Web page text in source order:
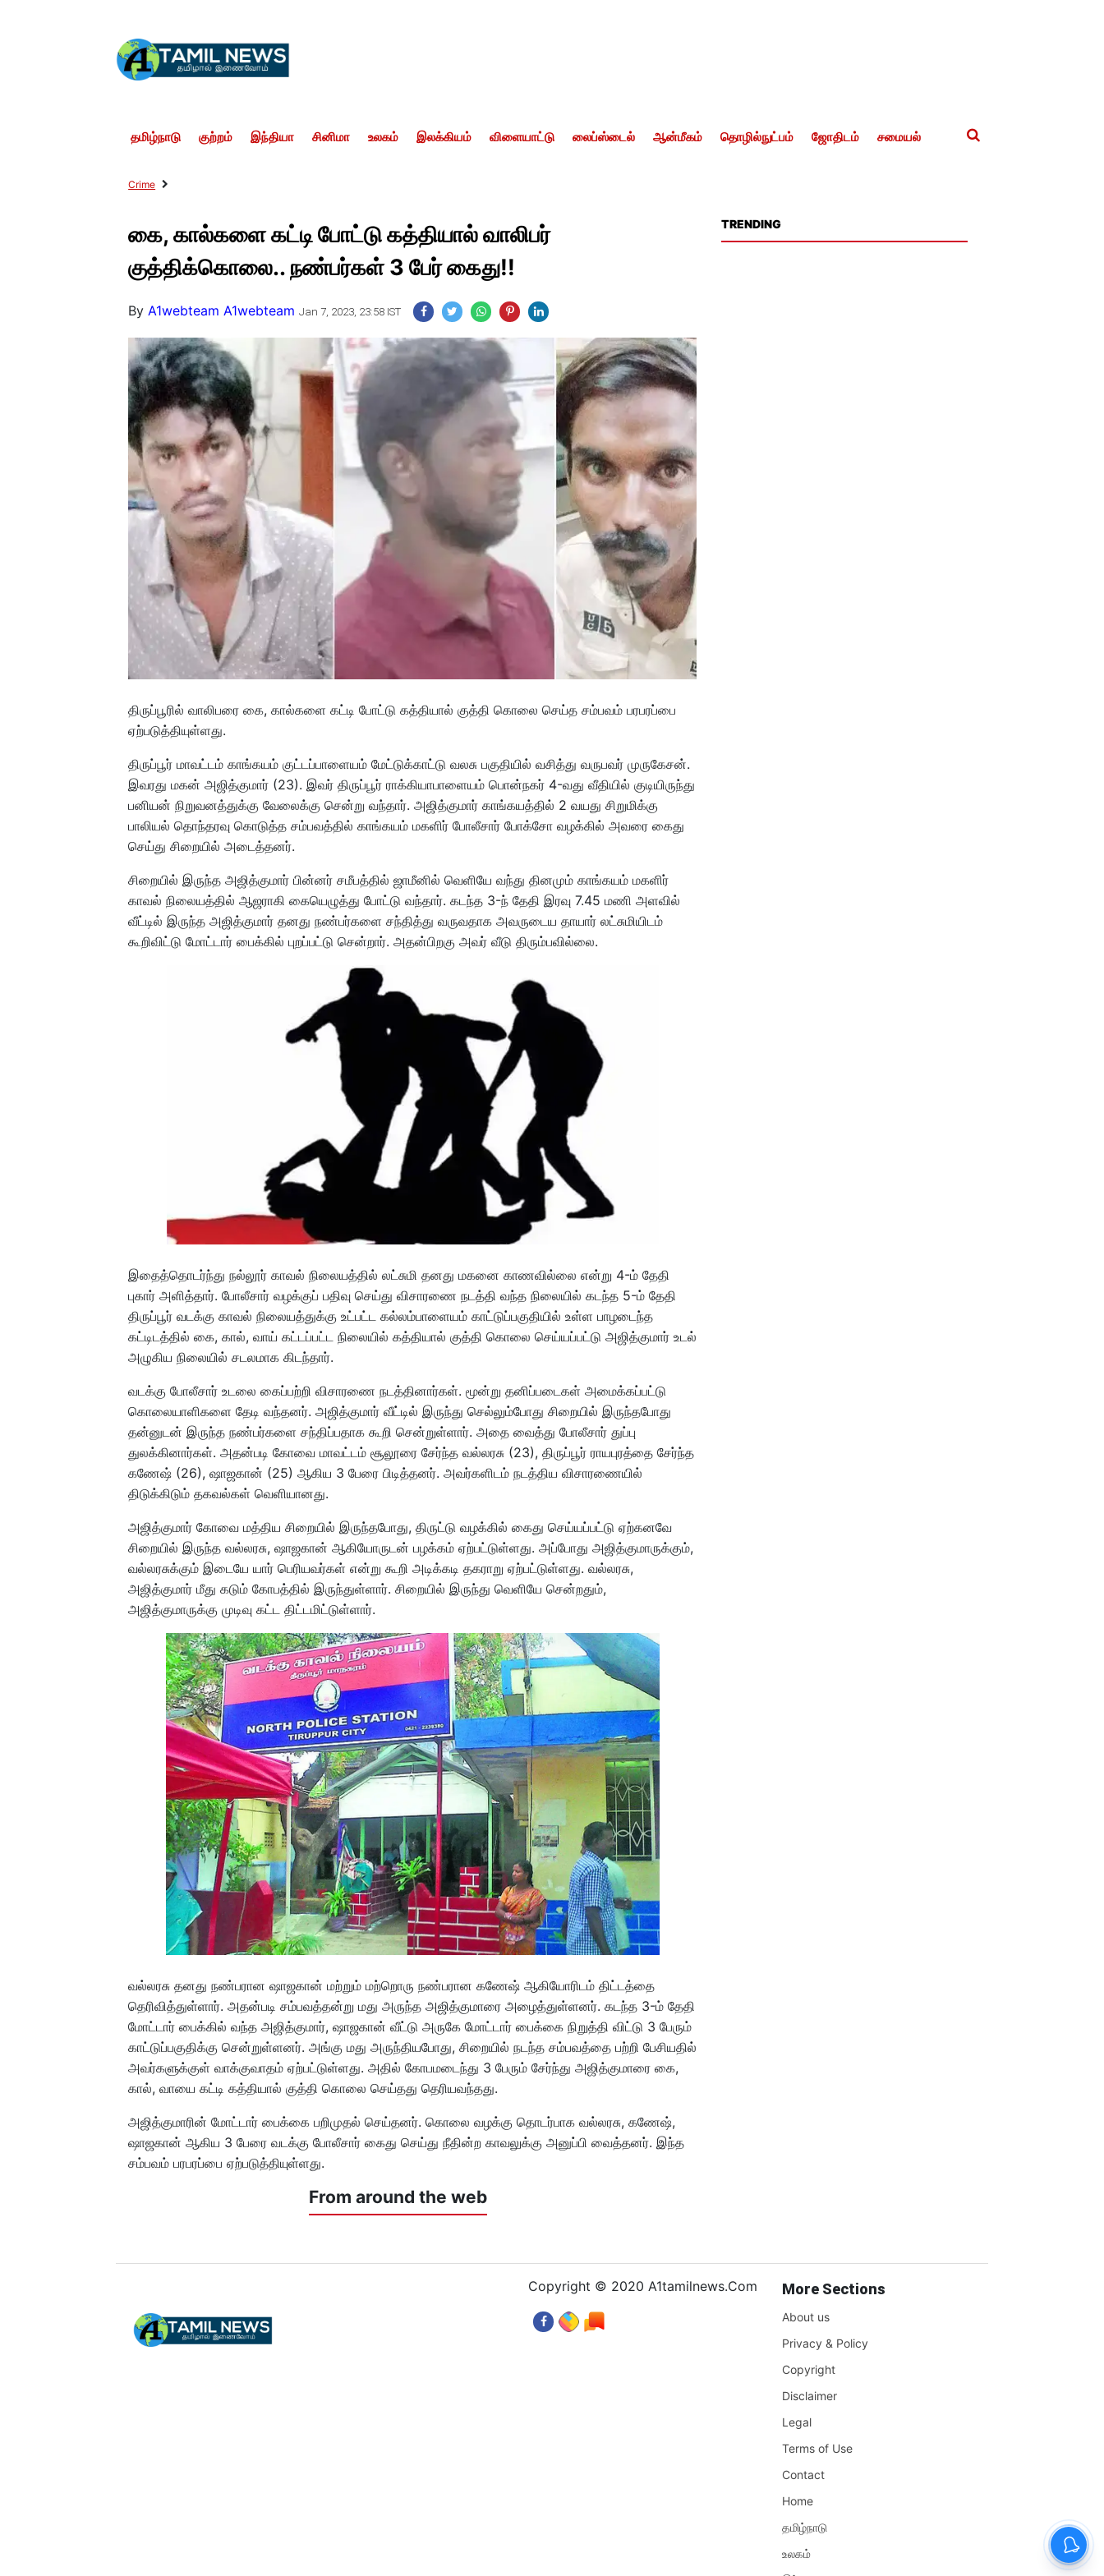
தமிழ்நாடு குற்றம் இந்தியா சினிமா உலகம் இலக்கியம் விளையாட்டு லைப்ஸ்டைல் ஆன்மீகம் தொழில்நுட்பம் ஜோதிடம் சமையல்
Crime
கை, கால்களை கட்டி போட்டு கத்தியால் வாலிபர்
குத்திக்கொலை.. நண்பர்கள் 3 பேர் கைது!!
ByA1webteam A1webteam Jan 7, 2023, 23:58 IST
திருப்பூரில் வாலிபரை கை, கால்களை கட்டி போட்டு கத்தியால் குத்தி கொலை செய்த சம்பவம் பரபரப்பை
ஏற்படுத்தியுள்ளது.
திருப்பூர் மாவட்டம் காங்கயம் குட்டப்பாளையம் மேட்டுக்காட்டு வலசு பகுதியில் வசித்து வருபவர் முருகேசன்.
இவரது மகன் அஜித்குமார் (23). இவர் திருப்பூர் ராக்கியாபாளையம் பொன்நகர் 4-வது வீதியில் குடியிருந்து
பனியன் நிறுவனத்துக்கு வேலைக்கு சென்று வந்தார். அஜித்குமார் காங்கயத்தில் 2 வயது சிறுமிக்கு
பாலியல் தொந்தரவு கொடுத்த சம்பவத்தில் காங்கயம் மகளிர் போலீசார் போக்சோ வழக்கில் அவரை கைது
செய்து சிறையில் அடைத்தனர்.
சிறையில் இருந்த அஜித்குமார் பின்னர் சமீபத்தில் ஜாமீனில் வெளியே வந்து தினமும் காங்கயம் மகளிர்
காவல் நிலையத்தில் ஆஜராகி கையெழுத்து போட்டு வந்தார். கடந்த 3-ந் தேதி இரவு 7.45 மணி அளவில்
வீட்டில் இருந்த அஜித்குமார் தனது நண்பர்களை சந்தித்து வருவதாக அவருடைய தாயார் லட்சுமியிடம்
கூறிவிட்டு மோட்டார் பைக்கில் புறப்பட்டு சென்றார். அதன்பிறகு அவர் வீடு திரும்பவில்லை.
இதைத்தொடர்ந்து நல்லூர் காவல் நிலையத்தில் லட்சுமி தனது மகனை காணவில்லை என்று 4-ம் தேதி
புகார் அளித்தார். போலீசார் வழக்குப் பதிவு செய்து விசாரணை நடத்தி வந்த நிலையில் கடந்த 5-ம் தேதி
திருப்பூர் வடக்கு காவல் நிலையத்துக்கு உட்பட்ட கல்லம்பாளையம் காட்டுப்பகுதியில் உள்ள பாழடைந்த
கட்டிடத்தில் கை, கால், வாய் கட்டப்பட்ட நிலையில் கத்தியால் குத்தி கொலை செய்யப்பட்டு அஜித்குமார் உடல்
அழுகிய நிலையில் சடலமாக கிடந்தார்.
வடக்கு போலீசார் உடலை கைப்பற்றி விசாரணை நடத்தினார்கள். மூன்று தனிப்படைகள் அமைக்கப்பட்டு
கொலையாளிகளை தேடி வந்தனர். அஜித்குமார் வீட்டில் இருந்து செல்லும்போது சிறையில் இருந்தபோது
தன்னுடன் இருந்த நண்பர்களை சந்திப்பதாக கூறி சென்றுள்ளார். அதை வைத்து போலீசார் துப்பு
துலக்கினார்கள். அதன்படி கோவை மாவட்டம் சூலூரை சேர்ந்த வல்லரசு (23), திருப்பூர் ராயபுரத்தை சேர்ந்த
கணேஷ் (26), ஷாஜகான் (25) ஆகிய 3 பேரை பிடித்தனர். அவர்களிடம் நடத்திய விசாரணையில்
திடுக்கிடும் தகவல்கள் வெளியானது.
அஜித்குமார் கோவை மத்திய சிறையில் இருந்தபோது, திருட்டு வழக்கில் கைது செய்யப்பட்டு ஏற்கனவே
சிறையில் இருந்த வல்லரசு, ஷாஜகான் ஆகியோருடன் பழக்கம் ஏற்பட்டுள்ளது. அப்போது அஜித்குமாருக்கும்,
வல்லரசுக்கும் இடையே யார் பெரியவர்கள் என்று கூறி அடிக்கடி தகராறு ஏற்பட்டுள்ளது. வல்லரசு,
அஜித்குமார் மீது கடும் கோபத்தில் இருந்துள்ளார். சிறையில் இருந்து வெளியே சென்றதும்,
அஜித்குமாருக்கு முடிவு கட்ட திட்டமிட்டுள்ளார்.
வல்லரசு தனது நண்பரான ஷாஜகான் மற்றும் மற்றொரு நண்பரான கணேஷ் ஆகியோரிடம் திட்டத்தை
தெரிவித்துள்ளார். அதன்படி சம்பவத்தன்று மது அருந்த அஜித்குமாரை அழைத்துள்ளனர். கடந்த 3-ம் தேதி
மோட்டார் பைக்கில் வந்த அஜித்குமார், ஷாஜகான் வீட்டு அருகே மோட்டார் பைக்கை நிறுத்தி விட்டு 3 பேரும்
காட்டுப்பகுதிக்கு சென்றுள்ளனர். அங்கு மது அருந்தியபோது, சிறையில் நடந்த சம்பவத்தை பற்றி பேசியதில்
அவர்களுக்குள் வாக்குவாதம் ஏற்பட்டுள்ளது. அதில் கோபமடைந்து 3 பேரும் சேர்ந்து அஜித்குமாரை கை,
கால், வாயை கட்டி கத்தியால் குத்தி கொலை செய்தது தெரியவந்தது.
அஜித்குமாரின் மோட்டார் பைக்கை பறிமுதல் செய்தனர். கொலை வழக்கு தொடர்பாக வல்லரசு, கணேஷ்,
ஷாஜகான் ஆகிய 3 பேரை வடக்கு போலீசார் கைது செய்து நீதின்ற காவலுக்கு அனுப்பி வைத்தனர். இந்த
சம்பவம் பரபரப்பை ஏற்படுத்தியுள்ளது.
From around the web
TRENDING
Copyright © 2020 A1tamilnews.Com More Sections
About us
Privacy & Policy
Copyright
Disclaimer
Legal
Terms of Use
Contact
Home
தமிழ்நாடு
உலகம்